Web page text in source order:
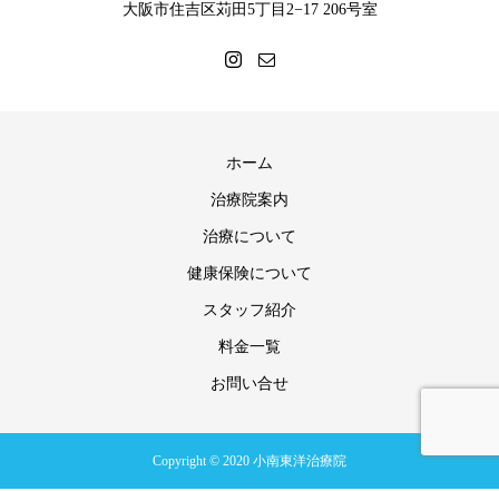
大阪市住吉区苅田5丁目2−17 206号室
ホーム
治療院案内
治療について
健康保険について
スタッフ紹介
料金一覧
お問い合せ
Copyright © 2020 小南東洋治療院